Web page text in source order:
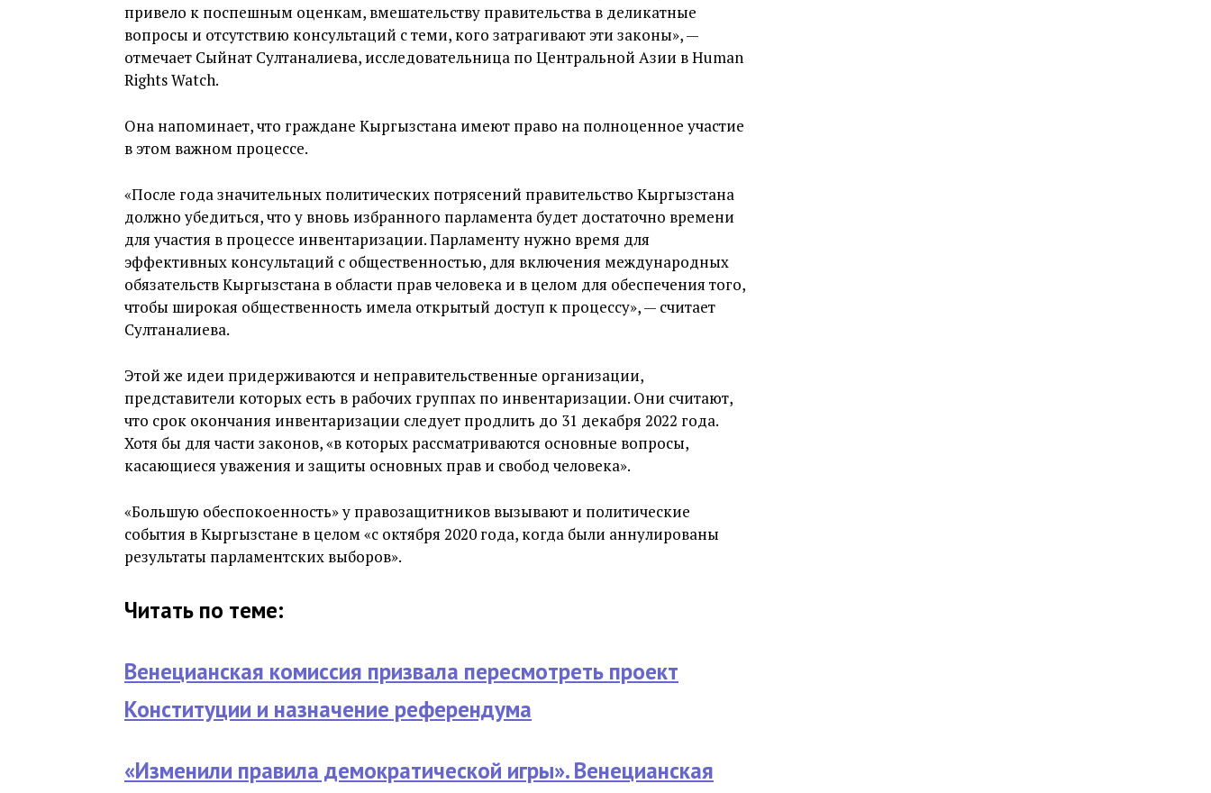
привело к поспешным оценкам, вмешательству правительства в деликатные
вопросы и отсутствию консультаций с теми, кого затрагивают эти законы», —
отмечает Сыйнат Султаналиева, исследовательница по Центральной Азии в Human
Rights Watch.
Она напоминает, что граждане Кыргызстана имеют право на полноценное участие
в этом важном процессе.
«После года значительных политических потрясений правительство Кыргызстана
должно убедиться, что у вновь избранного парламента будет достаточно времени
для участия в процессе инвентаризации. Парламенту нужно время для
эффективных консультаций с общественностью, для включения международных
обязательств Кыргызстана в области прав человека и в целом для обеспечения того,
чтобы широкая общественность имела открытый доступ к процессу», — считает
Султаналиева.
Этой же идеи придерживаются и неправительственные организации,
представители которых есть в рабочих группах по инвентаризации. Они считают,
что срок окончания инвентаризации следует продлить до 31 декабря 2022 года.
Хотя бы для части законов, «в которых рассматриваются основные вопросы,
касающиеся уважения и защиты основных прав и свобод человека».
«Большую обеспокоенность» у правозащитников вызывают и политические
события в Кыргызстане в целом «с октября 2020 года, когда были аннулированы
результаты парламентских выборов».
Читать по теме:
Венецианская комиссия призвала пересмотреть проект
Конституции и назначение референдума
«Изменили правила демократической игры». Венецианская